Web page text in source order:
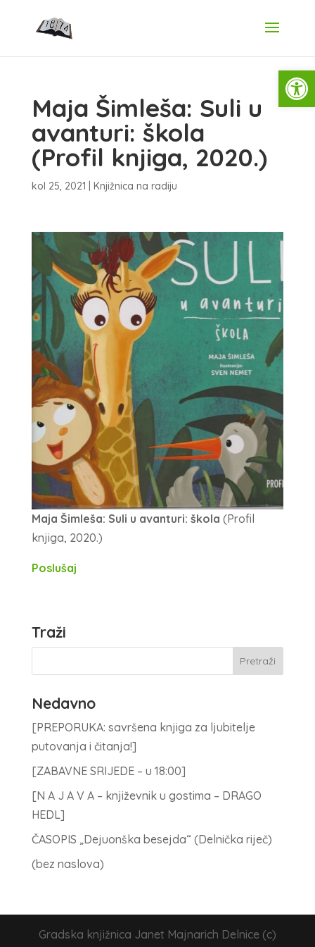
Maja Šimleša: Suli u
avanturi: škola
(Profil knjiga, 2020.)
kol 25, 2021 Knjižnica na radiju
Maja Šimleša: Suli u avanturi: škola (Profil
knjiga, 2020.)
Poslušaj
Traži
Nedavno
[PREPORUKA: savršena knjiga za ljubitelje
putovanja i čitanja!]
[ZABAVNE SRIJEDE – u 18:00]
[N A J A V A – književnik u gostima – DRAGO
HEDL]
ČASOPIS „Dejuonška besejda“ (Delnička riječ)
(bez naslova)
Gradska knjižnica Janet Majnarich Delnice (c)